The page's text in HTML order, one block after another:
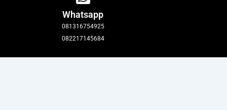
Whatsapp
081316754925
082217145684